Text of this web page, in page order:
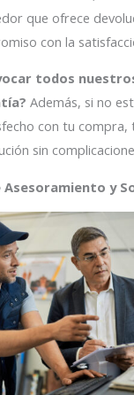
que ofrece
con la
todos
Además, si no
con tu compra,
sin
Asesoramiento y